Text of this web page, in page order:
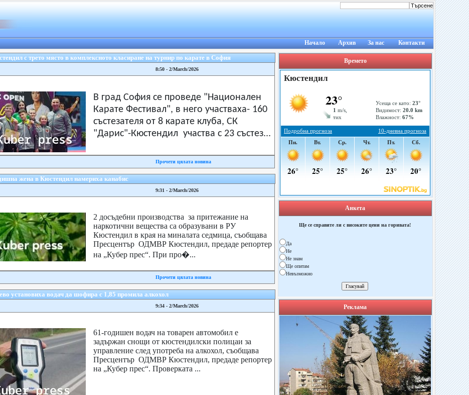
Начало Архив За нас Контакти
с трето място в комплексното класиране на турнир по карате в София
8:50 - 2/March/2026
В град София се проведе "Национален
Карате Фестивал", в него участваха- 160
състезателя от 8 карате клуба, СК
"Дарис"-Кюстендил участва с 23 състез...
Прочети цялата новина
жена в Кюстендил намериха канабис
9:31 - 2/March/2026
2 досъдебни производства за притежание на
наркотични вещества са образувани в РУ
Кюстендил в края на миналата седмица, съобщава
Пресцентър ОДМВР Кюстендил, предаде репортер
на „Кубер прес“. При про�...
Прочети цялата новина
установиха водач да шофира с 1,85 промила алкохол
9:34 - 2/March/2026
61-годишен водач на товарен автомобил е
задържан снощи от кюстендилски полицаи за
управление след употреба на алкохол, съобщава
Пресцентър ОДМВР Кюстендил, предаде репортер
на „Кубер прес“. Проверката ...
Времето
Анкета
Ще се справите ли с високите цени на горивата!
Да
Не
Не знам
Ще опитам
Невъзможно
Реклама